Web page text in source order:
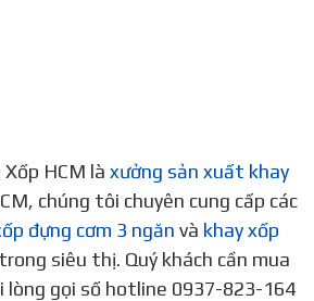
HCM là xưởng sản xuất khay
chúng tôi chuyên cung cấp các
đựng cơm 3 ngăn và khay xốp
trong siêu thị. Quý khách cần mua
lòng gọi số hotline 0937-823-164